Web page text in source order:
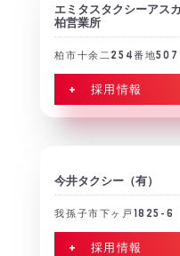
エミタスタクシーアスカ
柏営業所
柏市十余二254番地507
+ 採用情報
今井タクシー（有）
我孫子市下ヶ戸1825-6
+ 採用情報